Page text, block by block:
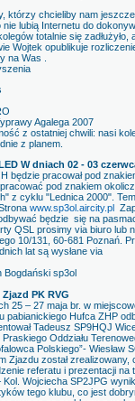
którzy chcieliby nam
lubią Internetu do
totalnie się
Wojtek opublikuje
na Was .
Agalega 2007
z ostatniej chwili: nasi
z planem.
W dniach 02 - 03
będzie pracował pod
pod znakiem
z cyklu "Lednica 2000".
www.sp3ol.aircity.pl
będzie się na
QSL prosimy via biuro lub
10/131, 60-681 Poznań.
lat są wysłane via
Za
Bogdański sp3ol
Zjazd PK RVG
25 – 27 maja br. w
pabianickiego Hufca ZHP
Tadeusz SP9HQJ
Oddziału
Polskiego”-
Zjazdu został zrealizowany,
referatu i prezentacji
Kol. Wojciecha SP2JPG
tego klubu, co jest